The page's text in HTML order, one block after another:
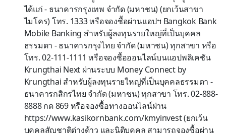
ได้แก่ - ธนาคารกรุงเทพ จำกัด (มหาชน) (ยกเว้นสาขา
ไมโคร) โทร. 1333 หรือจองซื้อผ่านแอปฯ Bangkok Bank
Mobile Banking สำหรับผู้ลงทุนรายใหญ่ที่เป็นบุคคล
ธรรมดา - ธนาคารกรุงไทย จำกัด (มหาชน) ทุกสาขา หรือ
โทร. 02-111-1111 หรือจองซื้อออนไลน์บนแอปพลิเคชัน
Krungthai Next ผ่านระบบ Money Connect by
Krungthai สำหรับผู้ลงทุนรายใหญ่ที่เป็นบุคคลธรรมดา -
ธนาคารกสิกรไทย จำกัด (มหาชน) ทุกสาขา โทร. 02-888-
8888 กด 869 หรือจองซื้อทางออนไลน์ผ่าน
https://www.kasikornbank.com/kmyinvest (ยกเว้น
บุคคลสัญชาติต่างด้าว และนิติบุคคล สามารถจองซื้อผ่าน